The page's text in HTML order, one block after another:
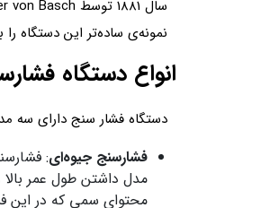
نمونه‌ی ساده‌تر این دستگاه را
انواع دستگاه
دستگاه فشار سنج دارای سه
فشارسنج جیوه‌ای:
مدل داشتن طول عمر بالا
محتوای سمی که در این